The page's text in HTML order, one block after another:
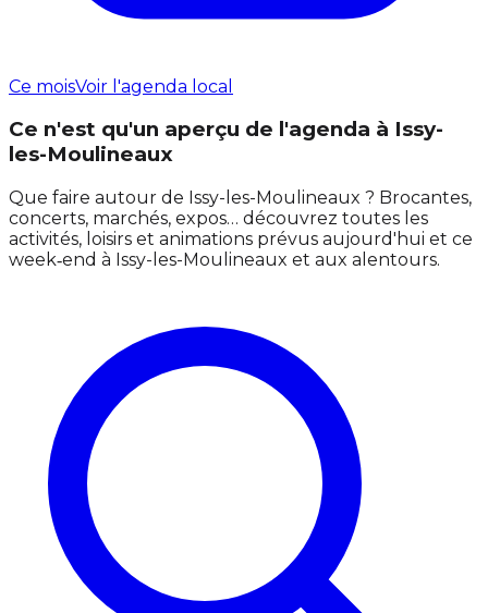
Ce moisVoir l'agenda local
Ce n'est qu'un aperçu de l'agenda à Issy-
les-Moulineaux
Que faire autour de Issy-les-Moulineaux ? Brocantes,
concerts, marchés, expos… découvrez toutes les
activités, loisirs et animations prévus aujourd'hui et ce
week‑end à Issy-les-Moulineaux et aux alentours.